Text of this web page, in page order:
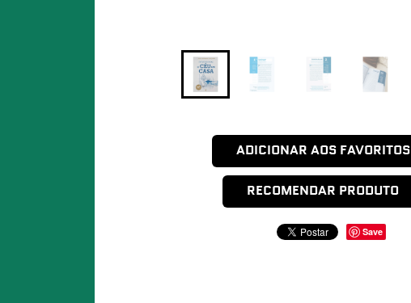
ADICIONAR AOS FAVORITOS
RECOMENDAR PRODUTO
Save